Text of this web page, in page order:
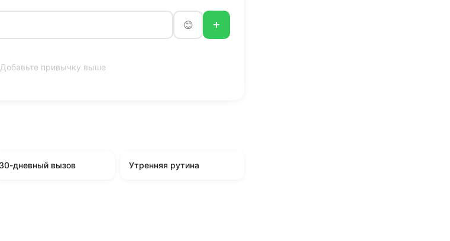
+
Добавьте привычку выше
30-дневный вызов Утренняя рутина